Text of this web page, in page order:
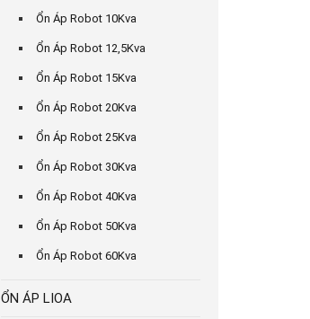
Ổn Áp Robot 10Kva
Ổn Áp Robot 12,5Kva
Ổn Áp Robot 15Kva
Ổn Áp Robot 20Kva
Ổn Áp Robot 25Kva
Ổn Áp Robot 30Kva
Ổn Áp Robot 40Kva
Ổn Áp Robot 50Kva
Ổn Áp Robot 60Kva
ỔN ÁP LIOA